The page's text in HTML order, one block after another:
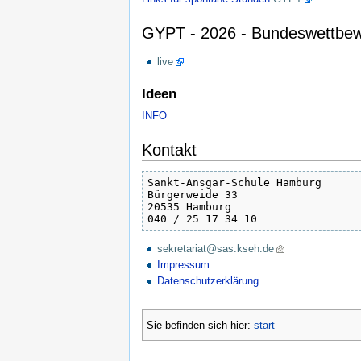
GYPT - 2026 -
live
Ideen
INFO
Kontakt
Sankt-Ansgar-Schule Hamburg
Bürgerweide 33
20535 Hamburg
040 / 25 17 34 10
sekretariat@sas.kseh.de
Impressum
Datenschutzerklärung
Sie befinden sich hier: start